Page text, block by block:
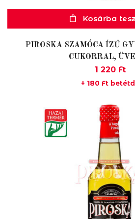
Kosárba
PIROSKA SZAMÓCA ÍZŰ
CUKORRAL,
1 220 Ft
+ 180 Ft